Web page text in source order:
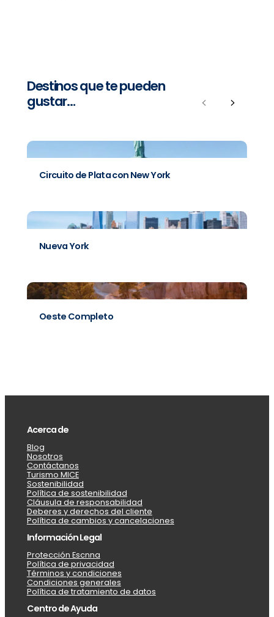
Destinos que te pueden
gustar…
PreviousNext
Circuito de Plata con New York
Nueva York
Oeste Completo
Acerca de
Blog
Nosotros
Contáctanos
Turismo MICE
Sostenibilidad
Política de sostenibilidad
Cláusula de responsabilidad
Deberes y derechos del cliente
Política de cambios y cancelaciones
Información Legal
Protección Escnna
Política de privacidad
Términos y condiciones
Condiciones generales
Política de tratamiento de datos
Centro de Ayuda